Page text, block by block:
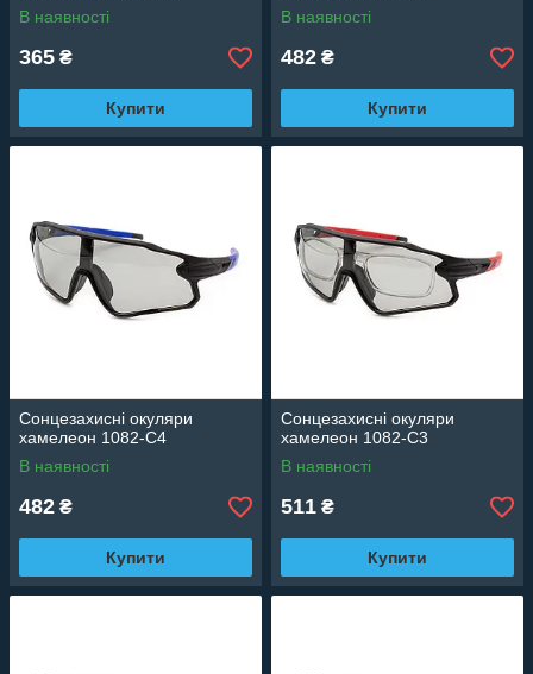
В наявності
365 ₴
Купити
В наявності
482 ₴
Купити
Сонцезахисні окуляри
хамелеон 1082-C4
В наявності
482 ₴
Купити
Сонцезахисні окуляри
хамелеон 1082-C3
В наявності
511 ₴
Купити